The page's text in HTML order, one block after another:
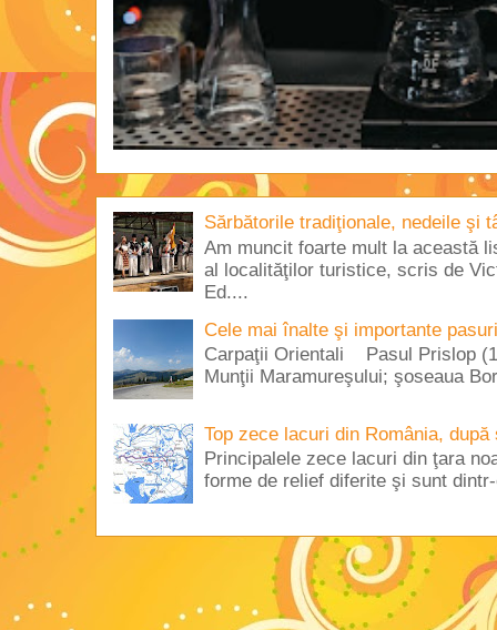
Sărbătorile tradiţionale, nedeile şi
Am muncit foarte mult la această
al localităţilor turistice, scris de
Ed....
Cele mai înalte şi importante
Carpaţii Orientali Pasul Prislop
Munţii Maramureşului; şoseaua
Top zece lacuri din România, după
Principalele zece lacuri din ţara
forme de relief diferite şi sunt